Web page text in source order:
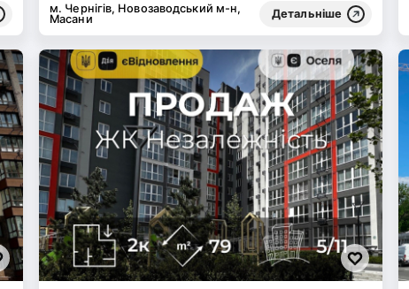
м. Чернігів, Новозаводський м-н,
Масани
Детальніше